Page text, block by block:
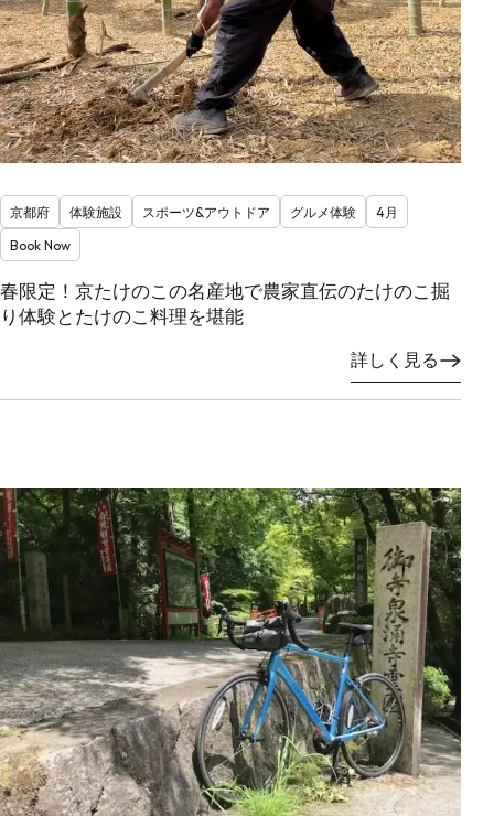
京都府 体験施設 スポーツ&アウトドア グルメ体験
4月
Book Now
春限定！京たけのこの名産地で農家直伝のたけのこ掘
り体験とたけのこ料理を堪能
詳しく見る